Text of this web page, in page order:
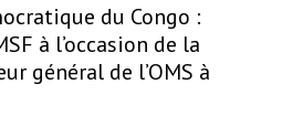
du Congo :
à l’occasion de la
général de l’OMS à